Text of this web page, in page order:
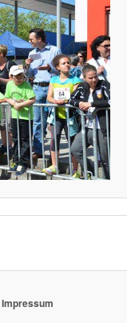
Impressum